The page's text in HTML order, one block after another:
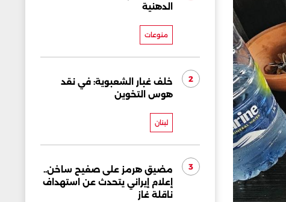
الدهنية
منوعات
2
خلف غبار الشعبوية: في نقد
هوس التخوين
لبنان
3
مضيق هرمز على صفيح ساخن..
إعلام إيراني يتحدث عن استهداف
ناقلة غاز